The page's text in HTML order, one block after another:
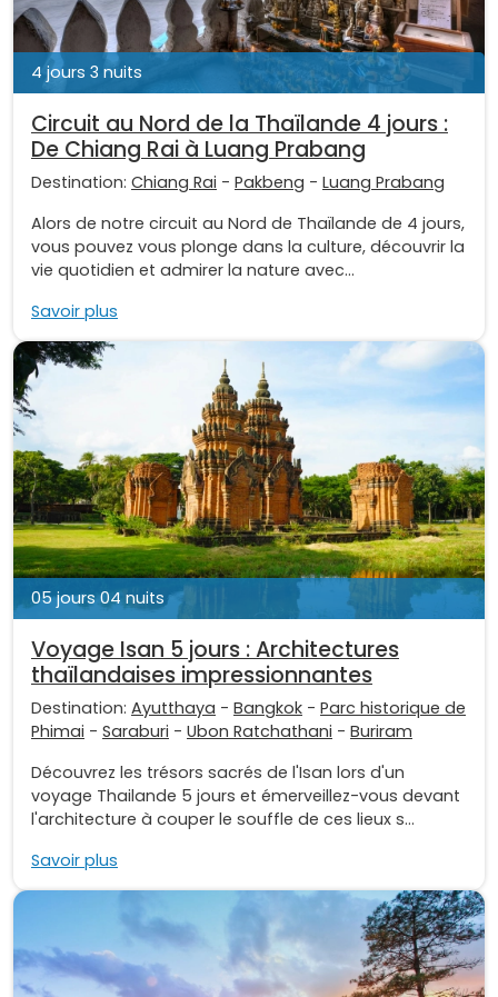
4 jours 3 nuits
Circuit au Nord de la Thaïlande 4 jours :
De Chiang Rai à Luang Prabang
Destination: Chiang Rai - Pakbeng - Luang Prabang
Alors de notre circuit au Nord de Thaïlande de 4 jours,
vous pouvez vous plonge dans la culture, découvrir la
vie quotidien et admirer la nature avec...
Savoir plus
05 jours 04 nuits
Voyage Isan 5 jours : Architectures
thaïlandaises impressionnantes
Destination: Ayutthaya - Bangkok - Parc historique de
Phimai - Saraburi - Ubon Ratchathani - Buriram
Découvrez les trésors sacrés de l'Isan lors d'un
voyage Thailande 5 jours et émerveillez-vous devant
l'architecture à couper le souffle de ces lieux s...
Savoir plus